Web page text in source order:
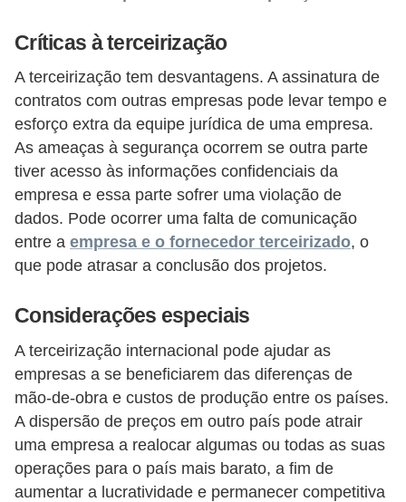
Críticas à terceirização
A terceirização tem desvantagens. A assinatura de
contratos com outras empresas pode levar tempo e
esforço extra da equipe jurídica de uma empresa.
As ameaças à segurança ocorrem se outra parte
tiver acesso às informações confidenciais da
empresa e essa parte sofrer uma violação de
dados. Pode ocorrer uma falta de comunicação
entre a empresa e o fornecedor terceirizado, o
que pode atrasar a conclusão dos projetos.
Considerações especiais
A terceirização internacional pode ajudar as
empresas a se beneficiarem das diferenças de
mão-de-obra e custos de produção entre os países.
A dispersão de preços em outro país pode atrair
uma empresa a realocar algumas ou todas as suas
operações para o país mais barato, a fim de
aumentar a lucratividade e permanecer competitiva
1
0
M
T
E
R
e
c
u
s
o
s
H
u
m
a